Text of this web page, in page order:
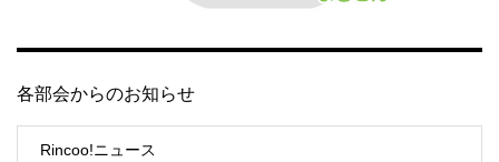
各部会からのお知らせ
Rincoo!ニュース